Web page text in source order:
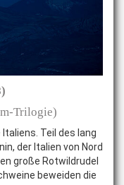
Trilogie)
Teil des lang
der Italien von Nord
große Rotwildrudel
beweiden die